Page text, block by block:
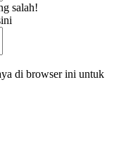
salah!
di browser ini untuk